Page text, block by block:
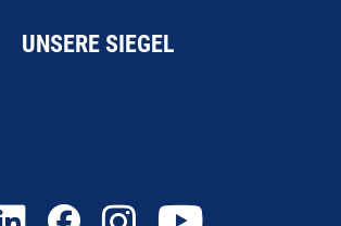
UNSERE SIEGEL